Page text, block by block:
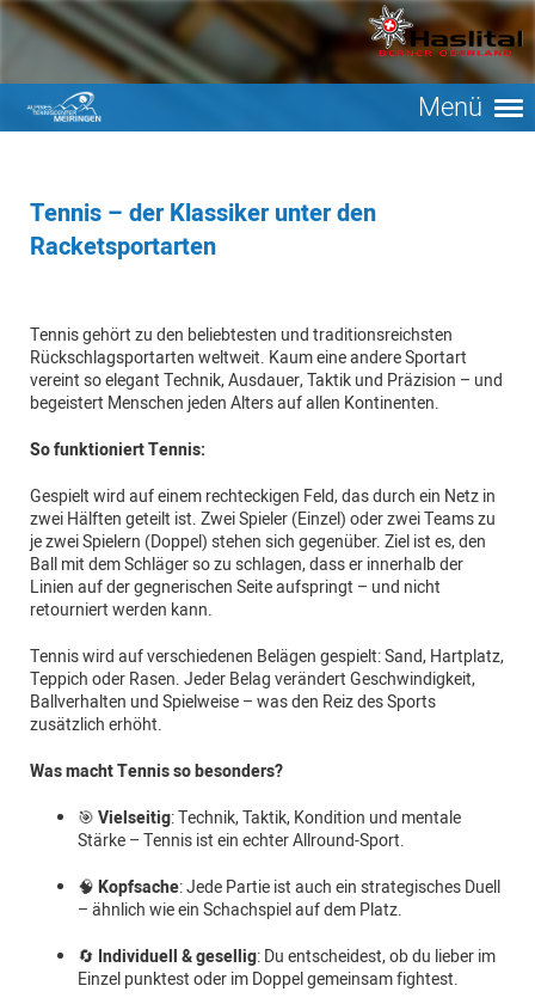
Menü
Tennis – der Klassiker unter den
Racketsportarten
Tennis gehört zu den beliebtesten und traditionsreichsten
Rückschlagsportarten weltweit. Kaum eine andere Sportart
vereint so elegant Technik, Ausdauer, Taktik und Präzision – und
begeistert Menschen jeden Alters auf allen Kontinenten.
So funktioniert Tennis:
Gespielt wird auf einem rechteckigen Feld, das durch ein Netz in
zwei Hälften geteilt ist. Zwei Spieler (Einzel) oder zwei Teams zu
je zwei Spielern (Doppel) stehen sich gegenüber. Ziel ist es, den
Ball mit dem Schläger so zu schlagen, dass er innerhalb der
Linien auf der gegnerischen Seite aufspringt – und nicht
retourniert werden kann.
Tennis wird auf verschiedenen Belägen gespielt: Sand, Hartplatz,
Teppich oder Rasen. Jeder Belag verändert Geschwindigkeit,
Ballverhalten und Spielweise – was den Reiz des Sports
zusätzlich erhöht.
Was macht Tennis so besonders?
🎯Vielseitig: Technik, Taktik, Kondition und mentale
Stärke – Tennis ist ein echter Allround-Sport.
🧠Kopfsache: Jede Partie ist auch ein strategisches Duell
– ähnlich wie ein Schachspiel auf dem Platz.
🔄 Individuell & gesellig: Du entscheidest, ob du lieber im
Einzel punktest oder im Doppel gemeinsam fightest.